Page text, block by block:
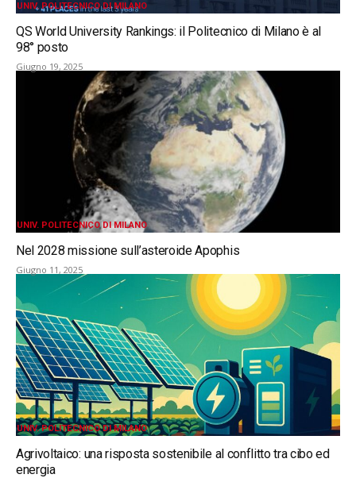
UNIV. POLITECNICO DI MILANO
QS World University Rankings: il Politecnico di Milano è al
98° posto
Giugno 19, 2025
UNIV. POLITECNICO DI MILANO
Nel 2028 missione sull’asteroide Apophis
Giugno 11, 2025
UNIV. POLITECNICO DI MILANO
Agrivoltaico: una risposta sostenibile al conflitto tra cibo ed
energia